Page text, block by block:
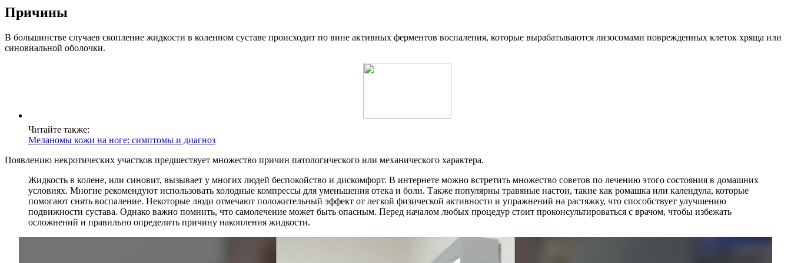
Причины
В большинстве случаев скопление жидкости в коленном суставе происходит по вине активных ферментов воспаления, которые вырабатываются лизосомами поврежденных клеток хряща или
синовиальной оболочки.
Читайте также:
Меланомы кожи на ноге: симптомы и диагноз
Появлению некротических участков предшествует множество причин патологического или механического характера.
Жидкость в колене, или синовит, вызывает у многих людей беспокойство и дискомфорт. В интернете можно встретить множество советов по лечению этого состояния в домашних
условиях. Многие рекомендуют использовать холодные компрессы для уменьшения отека и боли. Также популярны травяные настои, такие как ромашка или календула, которые
помогают снять воспаление. Некоторые люди отмечают положительный эффект от легкой физической активности и упражнений на растяжку, что способствует улучшению
подвижности сустава. Однако важно помнить, что самолечение может быть опасным. Перед началом любых процедур стоит проконсультироваться с врачом, чтобы избежать
осложнений и правильно определить причину накопления жидкости.